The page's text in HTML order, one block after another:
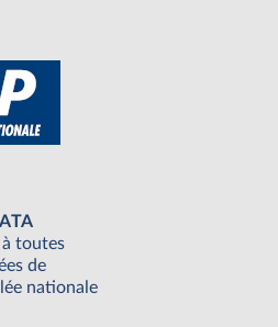
toutes
de
nationale